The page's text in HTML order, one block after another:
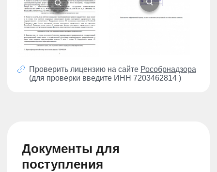
Проверить лицензию на сайте Рособрнадзора
(для проверки введите ИНН 7203462814 )
Документы для
поступления